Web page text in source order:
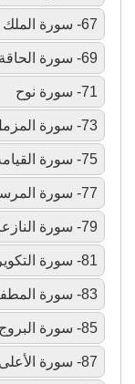
67- سورة الملك
69- سورة الحاقة
71- سورة نوح
73- سورة المزمل
75- سورة القيامة
77- سورة المرسلات
79- سورة النازعات
81- سورة التكوير
83- سورة المطففين
85- سورة البروج
87- سورة الأعلى